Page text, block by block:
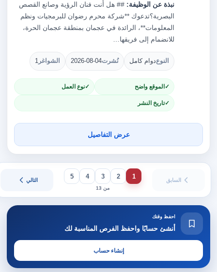
نبذة عن الوظيفة: ## هل أنت فنان الرؤية وصانع القصص
البصرية؟تدعوك **شركة محرم رضوان للبرمجيات ونظم
المعلومات**، الرائدة في عجمان بمنطقة عجمان الحرة،
للانضمام إلى فريقها…
النوعدوام كامل نُشرت2026-08-04 الشواغر 1
الموقع واضح نوع العمل
تاريخ النشر
عرض التفاصيل
السابق 1
2
3
4
5
من 13
التالي
احفظ وقتك
أنشئ حسابًا واحفظ الفرص المناسبة لك
إنشاء حساب